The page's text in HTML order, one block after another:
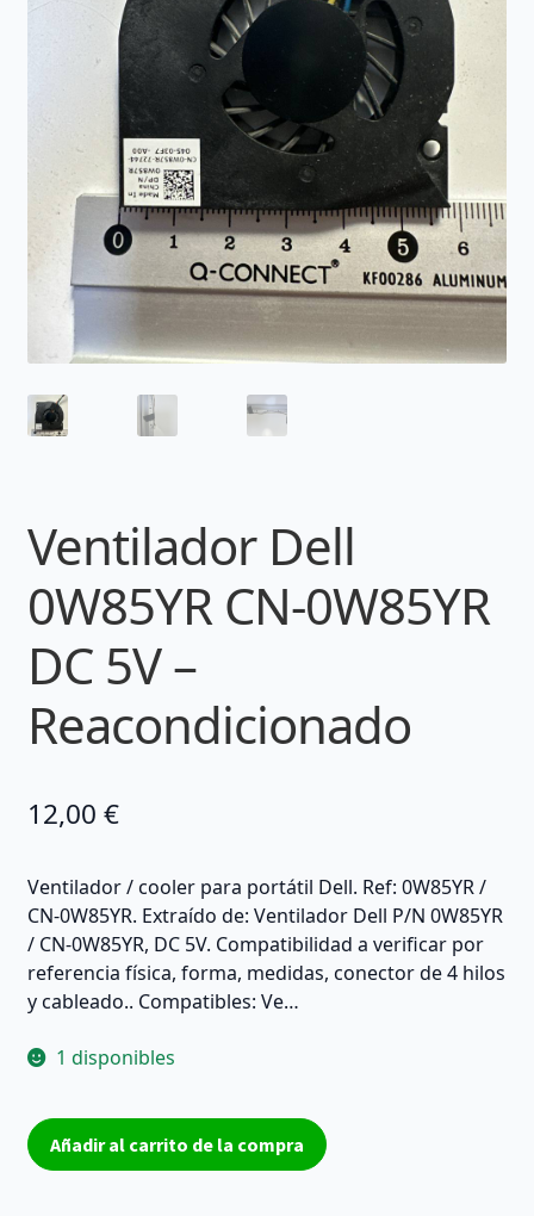
Ventilador Dell
0W85YR CN-0W85YR
DC 5V –
Reacondicionado
12,00 €
Ventilador / cooler para portátil Dell. Ref: 0W85YR /
CN-0W85YR. Extraído de: Ventilador Dell P/N 0W85YR
/ CN-0W85YR, DC 5V. Compatibilidad a verificar por
referencia física, forma, medidas, conector de 4 hilos
y cableado.. Compatibles: Ve…
1 disponibles
Ventilador
Dell
Añadir al carrito de la compra